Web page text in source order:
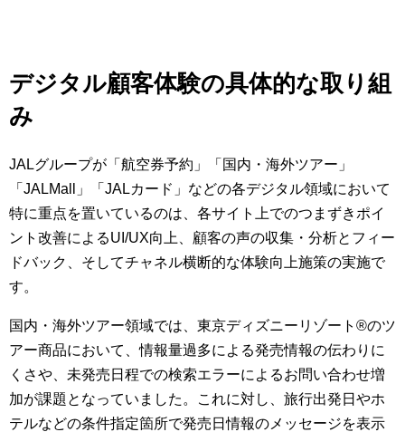
デジタル顧客体験の具体的な取り組
み
JALグループが「航空券予約」「国内・海外ツアー」
「JALMall」「JALカード」などの各デジタル領域において
特に重点を置いているのは、各サイト上でのつまずきポイ
ント改善によるUI/UX向上、顧客の声の収集・分析とフィー
ドバック、そしてチャネル横断的な体験向上施策の実施で
す。
国内・海外ツアー領域では、東京ディズニーリゾート®のツ
アー商品において、情報量過多による発売情報の伝わりに
くさや、未発売日程での検索エラーによるお問い合わせ増
加が課題となっていました。これに対し、旅行出発日やホ
テルなどの条件指定箇所で発売日情報のメッセージを表示